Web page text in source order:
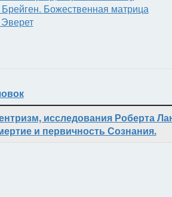
Брейген. Божественная матрица
исследования Роберта
и первичность Сознания.